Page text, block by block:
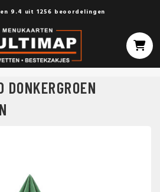
9.4 uit 1256 beoordelingen